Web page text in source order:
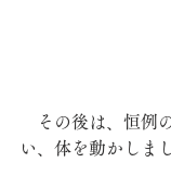
その後は、恒例
い、体を動かしま